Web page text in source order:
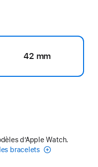
42 mm
d’Apple Watch.
bracelets